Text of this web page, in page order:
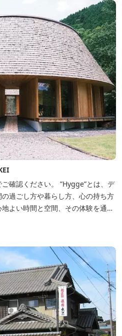
い。 ”Hygge”とは、デ
過ごし方や暮らし方、心の持ち方
よい時間と空間、その体験を通し
ンマーク発のアウトドアブランド
三重県いなべ市が連携して手がけ